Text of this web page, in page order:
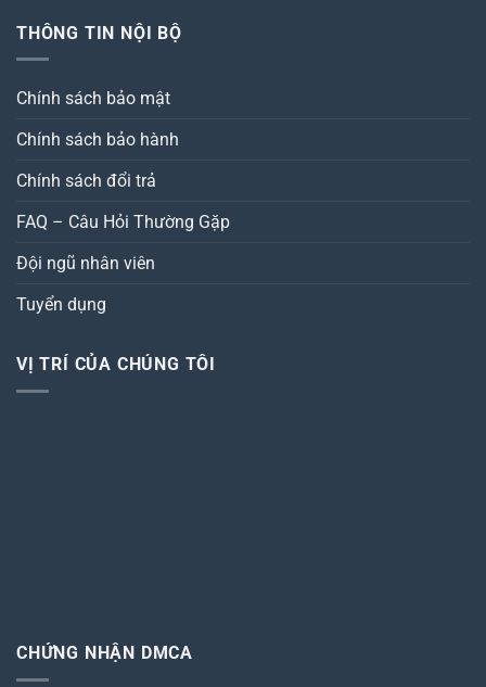
THÔNG TIN NỘI BỘ
Chính sách bảo mật
Chính sách bảo hành
Chính sách đổi trả
FAQ – Câu Hỏi Thường Gặp
Đội ngũ nhân viên
Tuyển dụng
VỊ TRÍ CỦA CHÚNG TÔI
CHỨNG NHẬN DMCA